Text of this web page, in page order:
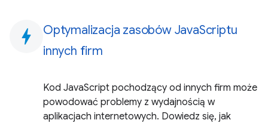
bolt
Optymalizacja zasobów JavaScriptu
innych firm
Kod JavaScript pochodzący od innych firm może
powodować problemy z wydajnością w
aplikacjach internetowych. Dowiedz się, jak